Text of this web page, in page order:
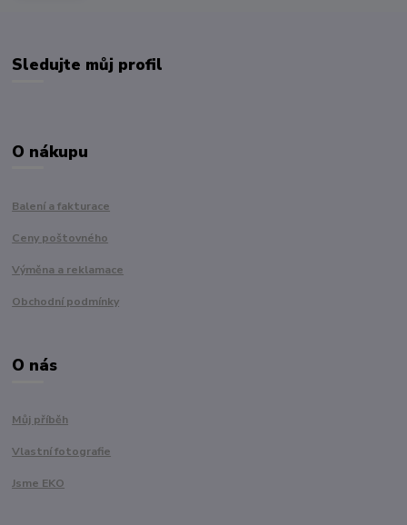
Sledujte můj profil
O nákupu
Balení a fakturace
Ceny poštovného
Výměna a reklamace
Obchodní podmínky
O nás
Můj příběh
Vlastní fotografie
Jsme EKO